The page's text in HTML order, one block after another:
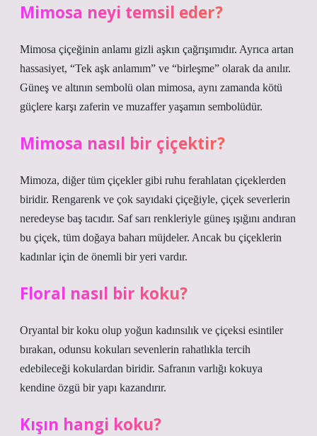
Mimosa neyi temsil eder?
Mimosa çiçeğinin anlamı gizli aşkın çağrışımıdır. Ayrıca artan
hassasiyet, “Tek aşk anlamım” ve “birleşme” olarak da anılır.
Güneş ve altının sembolü olan mimosa, aynı zamanda kötü
güçlere karşı zaferin ve muzaffer yaşamın sembolüdür.
Mimosa nasıl bir çiçektir?
Mimoza, diğer tüm çiçekler gibi ruhu ferahlatan çiçeklerden
biridir. Rengarenk ve çok sayıdaki çiçeğiyle, çiçek severlerin
neredeyse baş tacıdır. Saf sarı renkleriyle güneş ışığını andıran
bu çiçek, tüm doğaya baharı müjdeler. Ancak bu çiçeklerin
kadınlar için de önemli bir yeri vardır.
Floral nasıl bir koku?
Oryantal bir koku olup yoğun kadınsılık ve çiçeksi esintiler
bırakan, odunsu kokuları sevenlerin rahatlıkla tercih
edebileceği kokulardan biridir. Safranın varlığı kokuya
kendine özgü bir yapı kazandırır.
Kışın hangi koku?